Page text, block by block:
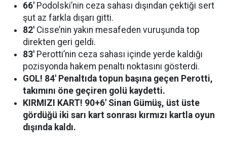
66′ Podolski’nin ceza sahası dışından çektiği sert
şut az farkla dışarı gitti.
82′ Cisse’nin yakın mesafeden vuruşunda top
direkten geri geldi.
83′ Perotti’nin ceza sahası içinde yerde kaldığı
pozisyonda hakem penaltı noktasını gösterdi.
GOL! 84′ Penaltıda topun başına geçen Perotti,
takımını öne geçiren golü kaydetti.
KIRMIZI KART! 90+6′ Sinan Gümüş, üst üste
gördüğü iki sarı kart sonrası kırmızı kartla oyun
dışında kaldı.